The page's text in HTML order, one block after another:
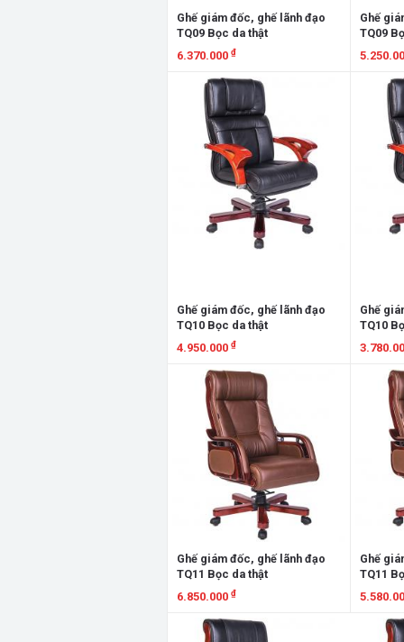
Ghế giám đốc, ghế lãnh đạo
TQ09 Bọc da thật
6.370.000 ₫
Xem chi tiết
Ghế
TQ09
Xem
Ghế giám đốc, ghế lãnh đạo
TQ10 Bọc da thật
4.950.000 ₫
Xem chi tiết
Ghế
TQ10
Xem
Ghế giám đốc, ghế lãnh đạo
TQ11 Bọc da thật
6.850.000 ₫
Xem chi tiết
Ghế
TQ11
Xem